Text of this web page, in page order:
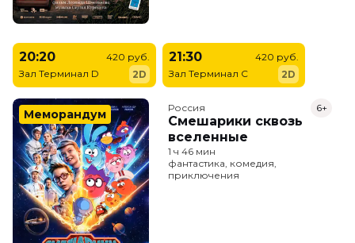
20:20
Зал Терминал D
420 руб.
2D
21:30
Зал Терминал C
420 руб.
2D
Меморандум Россия
Смешарики сквозь
вселенные
6+
1 ч 46 мин
фантастика, комедия,
приключения